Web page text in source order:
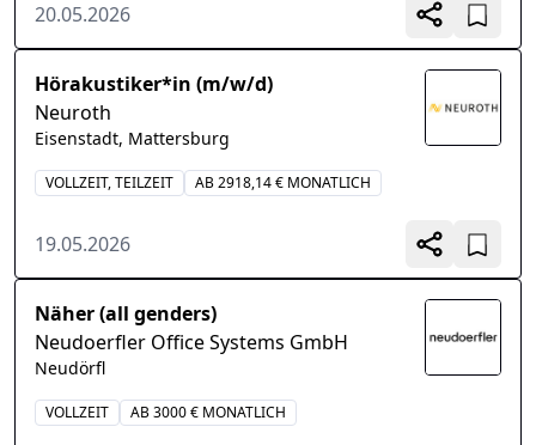
20.05.2026
Hörakustiker*in (m/w/d)
Neuroth
Eisenstadt, Mattersburg
VOLLZEIT, TEILZEIT AB 2918,14 € MONATLICH
19.05.2026
Näher (all genders)
Neudoerfler Office Systems GmbH
Neudörfl
VOLLZEIT AB 3000 € MONATLICH